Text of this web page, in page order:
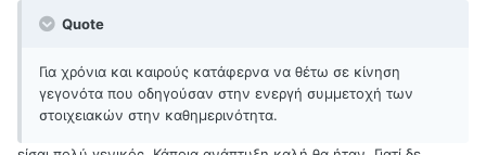
Quote
Για χρόνια και καιρούς κατάφερνα να θέτω σε κίνηση
γεγονότα που οδηγούσαν στην ενεργή συμμετοχή των
στοιχειακών στην καθημερινότητα.